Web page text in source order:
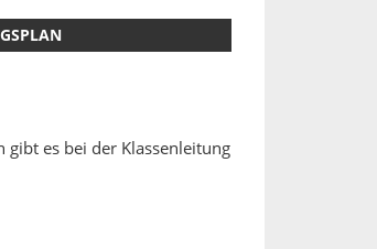
gibt es bei der Klassenleitung